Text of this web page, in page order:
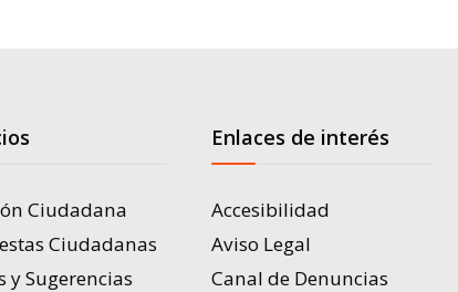
Ciudadana
Ciudadanas
y Sugerencias
Enlaces de interés
Accesibilidad
Aviso Legal
Canal de Denuncias